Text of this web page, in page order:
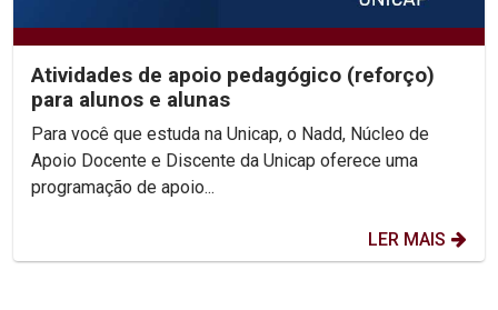
Atividades de apoio pedagógico (reforço)
para alunos e alunas
Para você que estuda na Unicap, o Nadd, Núcleo de
Apoio Docente e Discente da Unicap oferece uma
programação de apoio...
LER MAIS